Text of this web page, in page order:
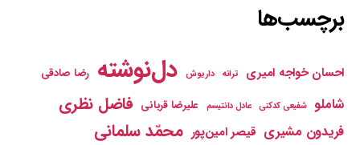
برچسب‌ها
احسان خواجه امیری ترانه داریوش دل‌نوشته رضا صادقی
شاملو شفیعی کدکنی عادل دانتیسم علیرضا قربانی فاضل نظری
فریدون مشیری قیصر امین‌پور محمّد سلمانی